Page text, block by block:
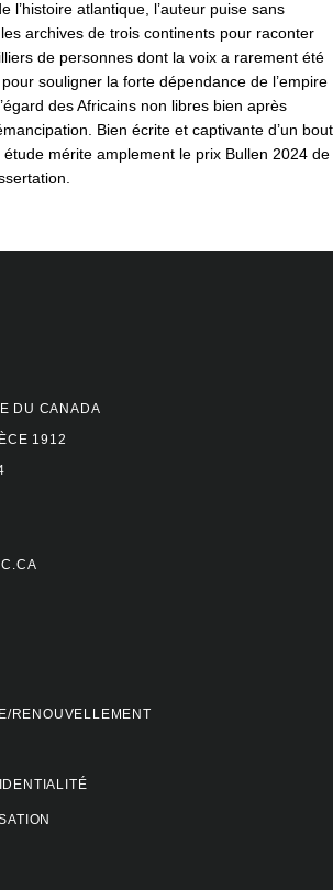
l’histoire atlantique, l’auteur puise sans
archives de trois continents pour raconter
de personnes dont la voix a rarement été
souligner la forte dépendance de l’empire
des Africains non libres bien après
Bien écrite et captivante d’un bout
étude mérite amplement le prix Bullen 2024 de
DU CANADA
1912
RENOUVELLEMENT